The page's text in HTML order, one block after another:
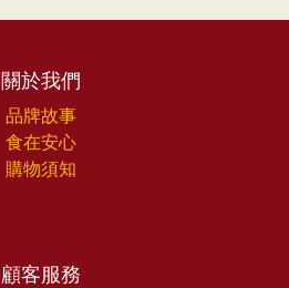
關於我們
品牌故事
食在安心
購物須知
顧客服務